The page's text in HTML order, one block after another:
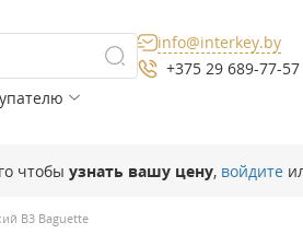
info@interkey.by
+375 29 689-77-57
чтобы узнать вашу цену, войдите
В3 Baguette